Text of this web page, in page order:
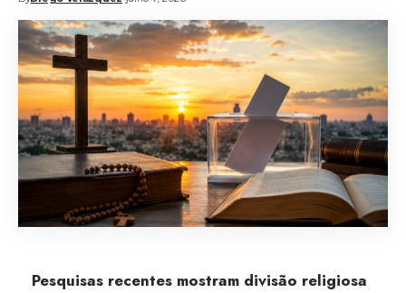
Pesquisas recentes mostram divisão religiosa